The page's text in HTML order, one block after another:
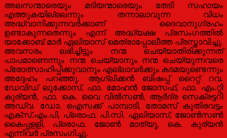
അലസന്മാരെയും മടിയന്മാരെയും തേടി സഹായം
എത്തുകയില്ലെന്നും തന്നാലാവുന്ന വിധം
അദ്ധ്വാനിക്കുന്നവര്‍ക്കാണ് ദൈവാനുഗ്രഹം
ഉണ്ടാകുന്നതെന്നും എന്ന് അദ്ധ്യക്ഷ പ്രസംഗത്തില്‍
യാക്കോബ് മാര്‍ ഏലിയാസ് മെത്രാപ്പോലീത്ത പ്രസ്താവിച്ചു.
അവസരം ലഭിച്ചിട്ടും നന്മ ചെയ്യാതിരിക്കുന്നത്
പാപമാണെന്നും നന്മ ചെയ്യാനും നന്മ ചെയ്യുന്നവരെ
പ്രോത്സാഹിപ്പിക്കുവാനും എല്ലാവര്‍ക്കും കടമയുണ്ടെന്നും
അദ്ദേഹം പറഞ്ഞു. ആഗ്ലിക്കന്‍ ബിഷപ്പ് റൈറ്റ് റവ.
ഡേവിഡ് ലൂക്കോസ്, ഫാ. മോഹന്‍ ജോസഫ്, ഫാ. എം.റ്റി
കുര്യന്‍, ഫാ. കെ. വൈ വില്‍സണ്‍, ആര്‍ദ്ര സെക്രട്ടറി
അഡ്വ. ഡോ. ഐസക്ക് പാമ്പാടി, തോമസ് കുതിരവട്ടം
എക്സ്.എം.പി, പ്രൊഫ. പി.സി. ഏലിയാസ്, ജോണ്‍സണ്‍
കൈപ്പളളി, പ്രൊഫ. ജോണ്‍ മാത്യൂ, കെ. കുര്യന്‍
എന്നിവര്‍ പ്രസംഗിച്ചു.